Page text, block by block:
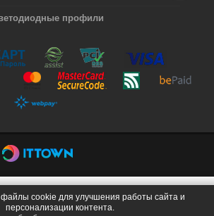
профили
cookie для улучшения работы сайта и
персонализации контента.